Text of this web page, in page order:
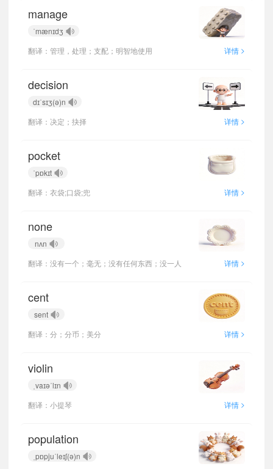
manage
ˈmænɪdʒ
翻译：管理，处理；支配；明智地使用
详情 >
decision
dɪˈsɪʒ(ə)n
翻译：决定；抉择
详情 >
pocket
ˈpɒkɪt
翻译：衣袋;口袋;兜
详情 >
none
nʌn
翻译：没有一个；毫无；没有任何东西；没一人
详情 >
cent
sent
翻译：分；分币；美分
详情 >
violin
ˌvaɪəˈlɪn
翻译：小提琴
详情 >
population
ˌpɒpjuˈleɪʃ(ə)n